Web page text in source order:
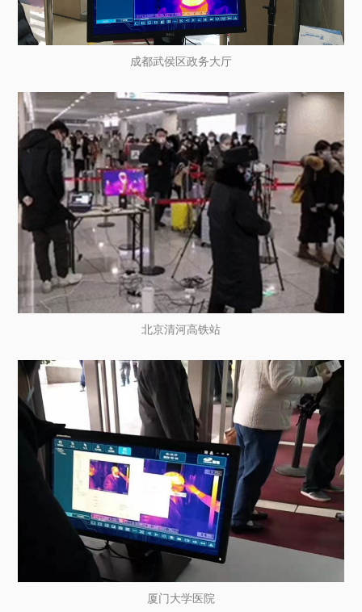
成都武侯区政务大厅
北京清河高铁站
厦门大学医院